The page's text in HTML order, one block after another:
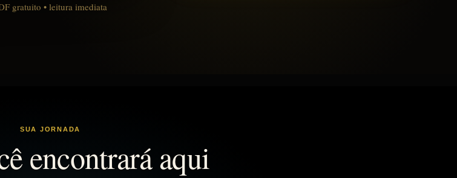
gratuito • leitura imediata
SUA JORNADA
encontrará aqui